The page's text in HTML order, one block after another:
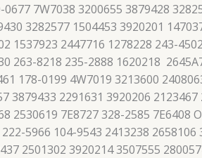
7W7038 3200655 3879428
3282577 1504453 3920201
1537923 2447716 1278228 243-
263-8218 235-2888 1620218
178-0199 4W7019 3213600
3879433 2291631 3920206
2530619 7E8727 328-2585
5966 104-9543 2413238
2501302 3920214 3507555